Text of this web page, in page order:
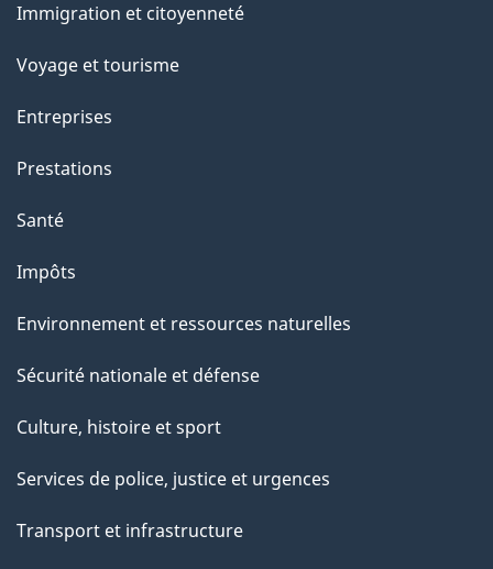
sujets
Immigration et citoyenneté
Voyage et tourisme
Entreprises
Prestations
Santé
Impôts
Environnement et ressources naturelles
Sécurité nationale et défense
Culture, histoire et sport
Services de police, justice et urgences
Transport et infrastructure